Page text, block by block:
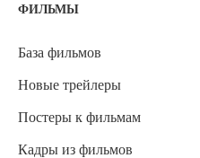
ФИЛЬМЫ
База фильмов
Новые трейлеры
Постеры к фильмам
Кадры из фильмов